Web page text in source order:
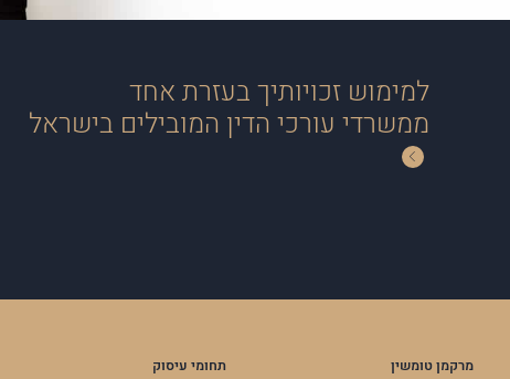
למימוש זכויותיך בעזרת אחד
ממשרדי עורכי הדין המובילים בישראל
מרקמן טומשין
תחומי עיסוק